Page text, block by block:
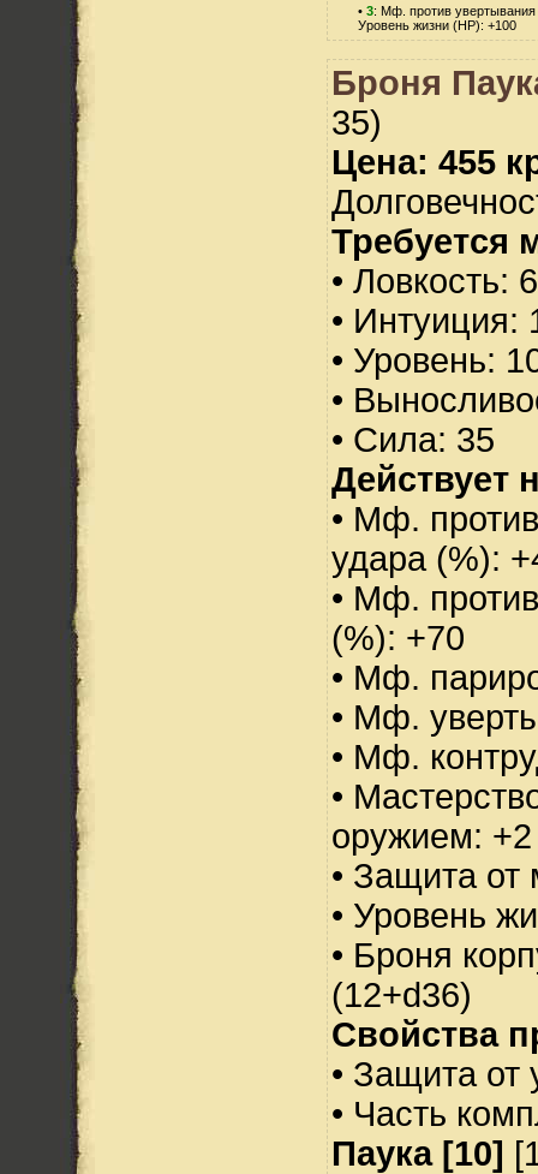
• 3: Мф. против увертывания
Уровень жизни (HP): +100
Броня
35)
Цена: 455
Требуется
• Ловкость:
• Интуиция:
• Уровень:
•
• Сила: 35
Действует
• Мф.
удара (%):
• Мф.
(%): +70
• Мф.
• Мф.
• Мф.
•
оружием: +2
• Защита от
• Уровень
• Броня
(12+d36)
Свойства
• Защита от
• Часть
Паука [10]